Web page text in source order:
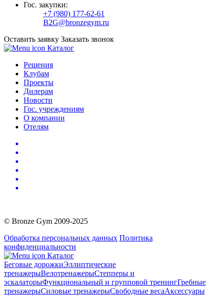
Гос. закупки:
+7 (980) 177-62-61
B2G@bronzegym.ru
Оставить заявку Заказать звонок
Каталог
Решения
Клубам
Проекты
Дилерам
Новости
Гос. учреждениям
О компании
Отелям
© Bronze Gym 2009-2025
Обработка персональных данных Политика
конфиденциальности
Каталог
Беговые дорожкиЭллиптические
тренажерыВелотренажерыСтепперы и
эскалаторыФункциональный и групповой тренингГребные
тренажерыСиловые тренажерыСвободные весаАксессуары